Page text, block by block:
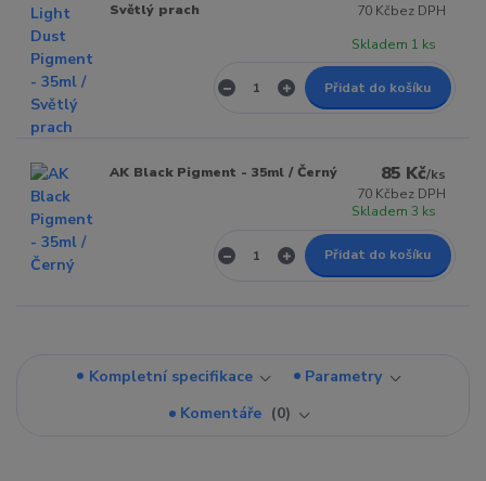
Světlý prach
70 Kčbez DPH
Skladem 1 ks
Přidat do košíku
AK Black Pigment - 35ml / Černý 85 Kč/ks
70 Kčbez DPH
Skladem 3 ks
Přidat do košíku
Kompletní specifikace
Parametry
Komentáře
0